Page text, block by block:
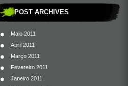
POST ARCHIVES
Maio 2011
Abril 2011
Março 2011
Fevereiro 2011
Janeiro 2011